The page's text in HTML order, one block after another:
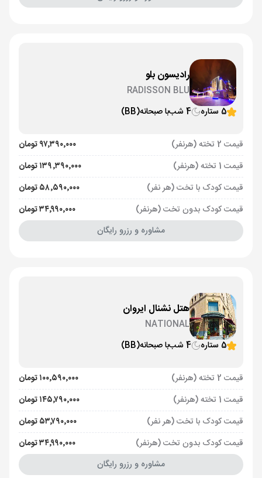
رادیسون بلو
RADISSON BLU
5 ستاره
4 شب با صبحانه(BB)
قیمت 2 تخته (هرنفر)
۹۷٬۳۹۰٬۰۰۰ تومان
قیمت 1 تخته (هرنفر)
۱۳۹٬۳۹۰٬۰۰۰ تومان
قیمت کودک با تخت (هر نفر)
۵۸٬۵۹۰٬۰۰۰ تومان
قیمت کودک بدون تخت (هرنفر)
۳۴٬۹۹۰٬۰۰۰ تومان
مشاوره و رزرو رایگان
هتل نشنال ایروان
NATIONAL
5 ستاره
4 شب با صبحانه(BB)
قیمت 2 تخته (هرنفر)
۱۰۰٬۵۹۰٬۰۰۰ تومان
قیمت 1 تخته (هرنفر)
۱۴۵٬۷۹۰٬۰۰۰ تومان
قیمت کودک با تخت (هر نفر)
۵۳٬۷۹۰٬۰۰۰ تومان
قیمت کودک بدون تخت (هرنفر)
۳۴٬۹۹۰٬۰۰۰ تومان
مشاوره و رزرو رایگان